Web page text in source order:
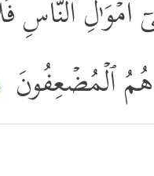
أَمۡوَ ٰ⁠لِ ٱلنَّاسِ
هُمُ ٱلۡمُضۡعِفُونَ